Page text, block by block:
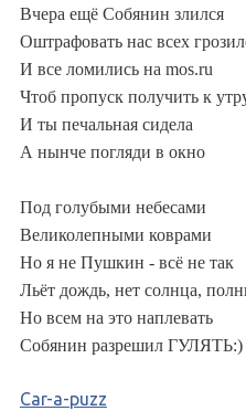
Вчера ещё Собянин злился
Оштрафовать нас всех
И все ломились на mos.ru
Чтоб пропуск получить к
И ты печальная сидела
А нынче погляди в окно
Под голубыми небесами
Великолепными коврами
Но я не Пушкин - всё не так
Льёт дождь, нет солнца,
Но всем на это наплевать
Собянин разрешил ГУЛЯТЬ:)
Car-a-puzz